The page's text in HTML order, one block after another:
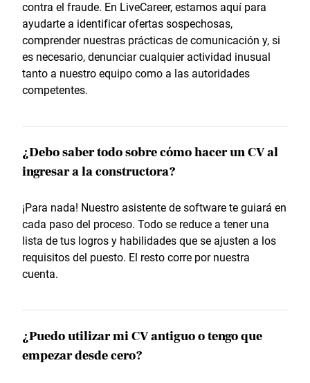
contra el fraude. En LiveCareer, estamos aquí para
ayudarte a identificar ofertas sospechosas,
comprender nuestras prácticas de comunicación y, si
es necesario, denunciar cualquier actividad inusual
tanto a nuestro equipo como a las autoridades
competentes.
¿Debo saber todo sobre cómo hacer un CV al
ingresar a la constructora?
¡Para nada! Nuestro asistente de software te guiará en
cada paso del proceso. Todo se reduce a tener una
lista de tus logros y habilidades que se ajusten a los
requisitos del puesto. El resto corre por nuestra
cuenta.
¿Puedo utilizar mi CV antiguo o tengo que
empezar desde cero?